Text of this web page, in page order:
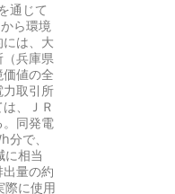
通じて
ら環境
は、大
兵庫県
値の全
取引所
、ＪＲ
同発電
で、
に相当
量の約
際に使用